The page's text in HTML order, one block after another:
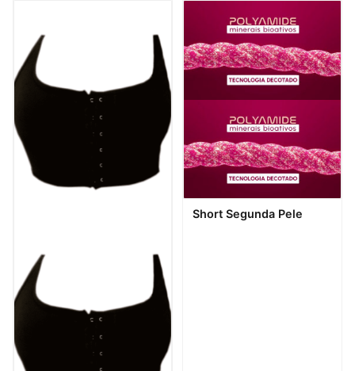
Visualização rápida
Short Segunda Pele